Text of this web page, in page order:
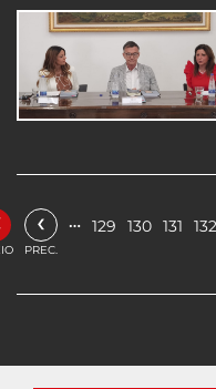
‹
PREC.
… 129 130 131 132